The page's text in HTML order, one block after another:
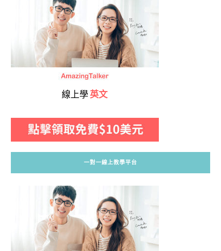
線上學 英文
一對一線上教學平台